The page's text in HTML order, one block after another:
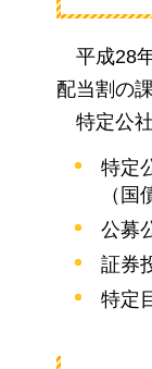
平成28
配当割の
特定公
特定
（
公募
証券
特定